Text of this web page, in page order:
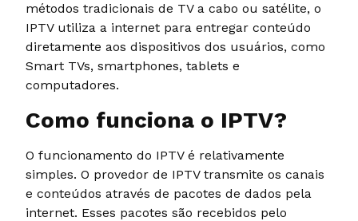
métodos tradicionais de TV a cabo ou satélite, o
IPTV utiliza a internet para entregar conteúdo
diretamente aos dispositivos dos usuários, como
Smart TVs, smartphones, tablets e
computadores.
Como funciona o IPTV?
O funcionamento do IPTV é relativamente
simples. O provedor de IPTV transmite os canais
e conteúdos através de pacotes de dados pela
internet. Esses pacotes são recebidos pelo